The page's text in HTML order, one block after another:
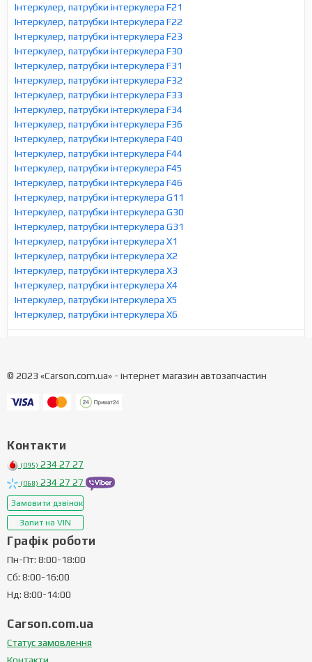
Інтеркулер, патрубки інтеркулера F21
Інтеркулер, патрубки інтеркулера F22
Інтеркулер, патрубки інтеркулера F23
Інтеркулер, патрубки інтеркулера F30
Інтеркулер, патрубки інтеркулера F31
Інтеркулер, патрубки інтеркулера F32
Інтеркулер, патрубки інтеркулера F33
Інтеркулер, патрубки інтеркулера F34
Інтеркулер, патрубки інтеркулера F36
Інтеркулер, патрубки інтеркулера F40
Інтеркулер, патрубки інтеркулера F44
Інтеркулер, патрубки інтеркулера F45
Інтеркулер, патрубки інтеркулера F46
Інтеркулер, патрубки інтеркулера G11
Інтеркулер, патрубки інтеркулера G30
Інтеркулер, патрубки інтеркулера G31
Інтеркулер, патрубки інтеркулера X1
Інтеркулер, патрубки інтеркулера X2
Інтеркулер, патрубки інтеркулера X3
Інтеркулер, патрубки інтеркулера X4
Інтеркулер, патрубки інтеркулера X5
Інтеркулер, патрубки інтеркулера X6
© 2023 «Carson.com.ua» - інтернет магазин автозапчастин
Контакти
(095) 234 27 27
(068) 234 27 27
Замовити дзвінок
Запит на VIN
Графік роботи
Пн-Пт: 8:00-18:00
Сб: 8:00-16:00
Нд: 8:00-14:00
Carson.com.ua
Статус замовлення